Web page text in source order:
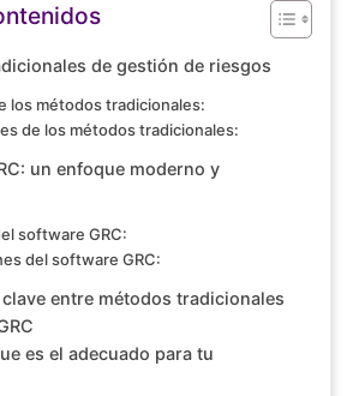
de gestión de riesgos
los métodos tradicionales:
de los métodos tradicionales:
un enfoque moderno y
software GRC:
del software GRC:
entre métodos tradicionales
es el adecuado para tu